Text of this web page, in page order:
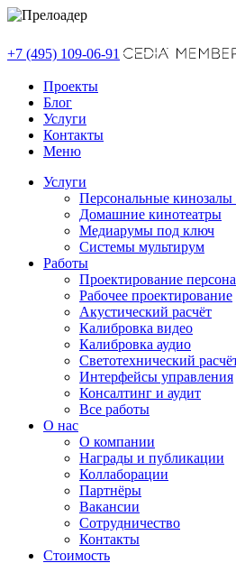
+7 (495) 109-06-91
Проекты
Блог
Услуги
Контакты
Меню
Услуги
Персональные
Домашние кинотеатры
Медиарумы под ключ
Системы мультирум
Работы
Проектирование
Рабочее проектирование
Акустический расчёт
Калибровка видео
Калибровка аудио
Светотехнический
Интерфейсы управления
Консалтинг и аудит
Все работы
О нас
О компании
Награды и публикации
Коллаборации
Партнёры
Вакансии
Сотрудничество
Контакты
Стоимость